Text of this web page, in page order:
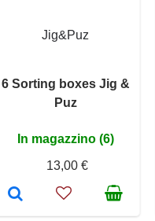
Jig&Puz
6 Sorting boxes Jig &
Puz
In magazzino (6)
13,00 €